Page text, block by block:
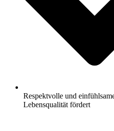
Respektvolle und
Lebensqualität fördert